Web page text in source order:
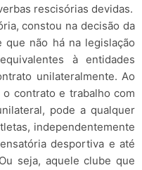
rescisórias devidas.
constou na decisão da
que não há na legislação
à entidades
unilateralmente. Ao
contrato e trabalho com
pode a qualquer
independentemente
desportiva e até
seja, aquele clube que